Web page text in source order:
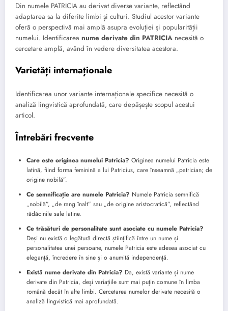
Din numele PATRICIA au derivat diverse variante, reflectând
adaptarea sa la diferite limbi și culturi. Studiul acestor variante
oferă o perspectivă mai amplă asupra evoluției și popularității
numelui. Identificarea nume derivate din PATRICIA necesită o
cercetare amplă, având în vedere diversitatea acestora.
Varietăți internaționale
Identificarea unor variante internaționale specifice necesită o
analiză lingvistică aprofundată, care depășește scopul acestui
articol.
Întrebări frecvente
Care este originea numelui Patricia? Originea numelui Patricia este
latină, fiind forma feminină a lui Patricius, care înseamnă „patrician; de
origine nobilă”.
Ce semnificație are numele Patricia? Numele Patricia semnifică
„nobilă”, „de rang înalt” sau „de origine aristocratică”, reflectând
rădăcinile sale latine.
Ce trăsături de personalitate sunt asociate cu numele Patricia?
Deși nu există o legătură directă științifică între un nume și
personalitatea unei persoane, numele Patricia este adesea asociat cu
eleganță, încredere în sine și o anumită independență.
Există nume derivate din Patricia? Da, există variante și nume
derivate din Patricia, deși variațiile sunt mai puțin comune în limba
română decât în alte limbi. Cercetarea numelor derivate necesită o
analiză lingvistică mai aprofundată.